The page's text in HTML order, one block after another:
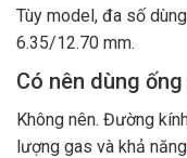
Tùy model, đa số
6.35/12.70 mm.
Có nên dùng
Không nên. Đường
lượng gas và khả